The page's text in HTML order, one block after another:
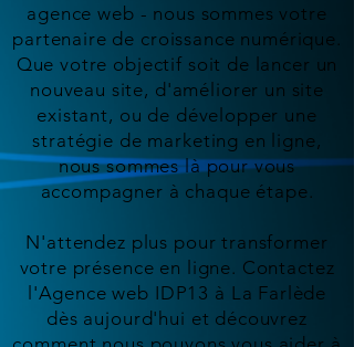
agence web - nous sommes votre
partenaire de croissance numérique.
Que votre objectif soit de lancer un
nouveau site, d'améliorer un site
existant, ou de développer une
stratégie de marketing en ligne,
nous sommes là pour vous
accompagner à chaque étape.
N'attendez plus pour transformer
votre présence en ligne. Contactez
l'Agence web IDP13 à La Farlède
dès aujourd'hui et découvrez